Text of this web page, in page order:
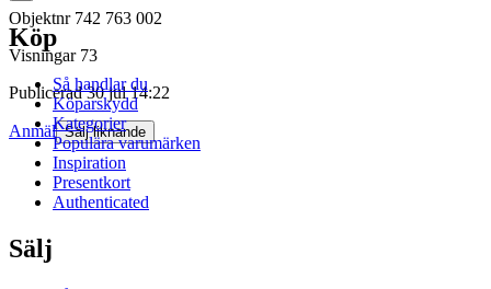
Objektnr 742 763 002
Visningar 73
Publicerad 30 jul 14:22
Anmäl Sälj liknande
Köp
Så handlar du
Köparskydd
Kategorier
Populära varumärken
Inspiration
Presentkort
Authenticated
Sälj